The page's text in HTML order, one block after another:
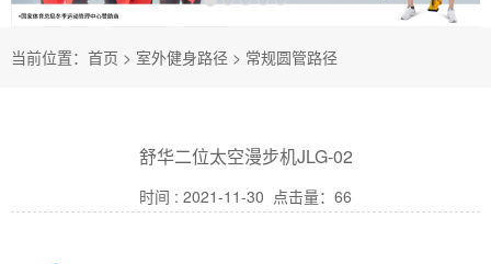
当前位置： 首页 > 室外健身路径 > 常规圆管路径
舒华二位太空漫步机JLG-02
时间 : 2021-11-30 点击量： 66